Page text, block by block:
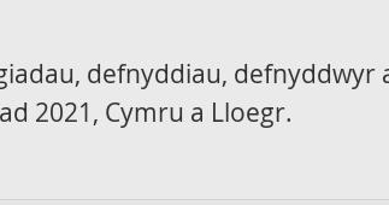
defnyddiau, defnyddwyr
2021, Cymru a Lloegr.